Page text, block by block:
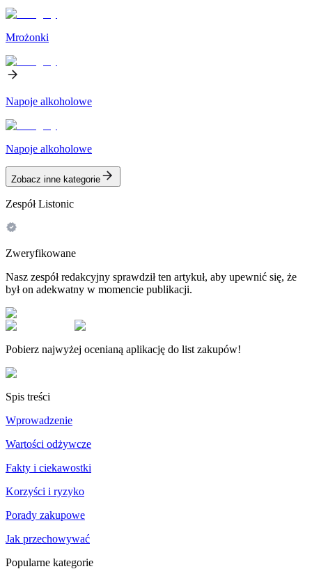
Mrożonki
Napoje alkoholowe
Napoje alkoholowe
Zobacz inne kategorie
Zespół Listonic
Zweryfikowane
Nasz zespół redakcyjny sprawdził ten artykuł, aby upewnić się, że
był on adekwatny w momencie publikacji.
Pobierz najwyżej ocenianą aplikację do list zakupów!
Spis treści
Wprowadzenie
Wartości odżywcze
Fakty i ciekawostki
Korzyści i ryzyko
Porady zakupowe
Jak przechowywać
Popularne kategorie